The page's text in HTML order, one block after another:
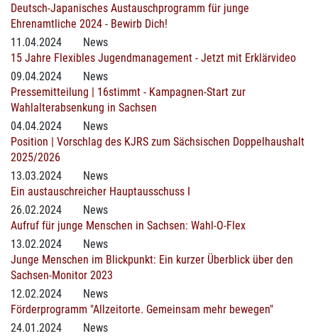
Deutsch-Japanisches Austauschprogramm für junge
Ehrenamtliche 2024 - Bewirb Dich!
11.04.2024
News
15 Jahre Flexibles Jugendmanagement - Jetzt mit Erklärvideo
09.04.2024
News
Pressemitteilung | 16stimmt - Kampagnen-Start zur
Wahlalterabsenkung in Sachsen
04.04.2024
News
Position | Vorschlag des KJRS zum Sächsischen Doppelhaushalt
2025/2026
13.03.2024
News
Ein austauschreicher Hauptausschuss I
26.02.2024
News
Aufruf für junge Menschen in Sachsen: Wahl-O-Flex
13.02.2024
News
Junge Menschen im Blickpunkt: Ein kurzer Überblick über den
Sachsen-Monitor 2023
12.02.2024
News
Förderprogramm "Allzeitorte. Gemeinsam mehr bewegen"
24.01.2024
News